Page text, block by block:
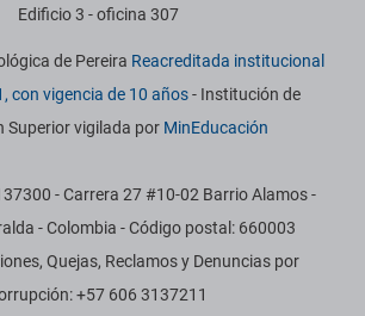
Edificio 3 - oficina 307
de Pereira Reacreditada institucional
con vigencia de 10 años- Institución de
Superior vigilada por MinEducación
- Carrera 27 #10-02 Barrio Alamos -
- Colombia - Código postal: 660003
Quejas, Reclamos y Denuncias por
+57 606 3137211